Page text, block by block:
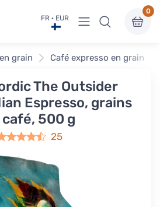
FR · EUR Voir sous-menu
0
grain Café expresso en grain
The Outsider
Espresso, grains
café, 500 g
25